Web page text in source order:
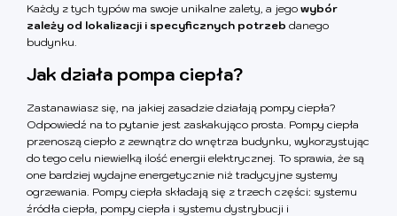
Każdy z tych typów ma swoje unikalne zalety, a jego wybór
zależy od lokalizacji i specyficznych potrzeb danego
budynku.
Jak działa pompa ciepła?
Zastanawiasz się, na jakiej zasadzie działają pompy ciepła?
Odpowiedź na to pytanie jest zaskakująco prosta. Pompy ciepła
przenoszą ciepło z zewnątrz do wnętrza budynku, wykorzystując
do tego celu niewielką ilość energii elektrycznej. To sprawia, że są
one bardziej wydajne energetycznie niż tradycyjne systemy
ogrzewania. Pompy ciepła składają się z trzech części: systemu
źródła ciepła, pompy ciepła i systemu dystrybucji i